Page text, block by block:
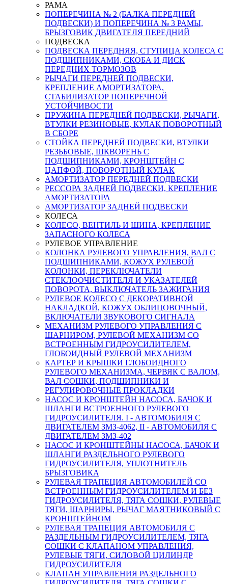
РАМА
ПОПЕРЕЧИНА № 2 (БАЛКА ПЕРЕДНЕЙ
ПОДВЕСКИ) И ПОПЕРЕЧИНА № 3 РАМЫ,
БРЫЗГОВИК ДВИГАТЕЛЯ ПЕРЕДНИЙ
ПОДВЕСКА
ПОДВЕСКА ПЕРЕДНЯЯ, СТУПИЦА КОЛЕСА С
ПОДШИПНИКАМИ, СКОБА И ДИСК
ПЕРЕДНИХ ТОРМОЗОВ
РЫЧАГИ ПЕРЕДНЕЙ ПОДВЕСКИ,
КРЕПЛЕНИЕ АМОРТИЗАТОРА,
СТАБИЛИЗАТОР ПОПЕРЕЧНОЙ
УСТОЙЧИВОСТИ
ПРУЖИНА ПЕРЕДНЕЙ ПОДВЕСКИ, РЫЧАГИ,
ВТУЛКИ РЕЗИНОВЫЕ, КУЛАК ПОВОРОТНЫЙ
В СБОРЕ
СТОЙКА ПЕРЕДНЕЙ ПОДВЕСКИ, ВТУЛКИ
РЕЗЬБОВЫЕ, ШКВОРЕНЬ С
ПОДШИПНИКАМИ, КРОНШТЕЙН С
ЦАПФОЙ, ПОВОРОТНЫЙ КУЛАК
АМОРТИЗАТОР ПЕРЕДНЕЙ ПОДВЕСКИ
РЕССОРА ЗАДНЕЙ ПОДВЕСКИ, КРЕПЛЕНИЕ
АМОРТИЗАТОРА
АМОРТИЗАТОР ЗАДНЕЙ ПОДВЕСКИ
КОЛЕСА
КОЛЕСО, ВЕНТИЛЬ И ШИНА, КРЕПЛЕНИЕ
ЗАПАСНОГО КОЛЕСА
РУЛЕВОЕ УПРАВЛЕНИЕ
КОЛОНКА РУЛЕВОГО УПРАВЛЕНИЯ, ВАЛ С
ПОДШИПНИКАМИ, КОЖУХ РУЛЕВОЙ
КОЛОНКИ, ПЕРЕКЛЮЧАТЕЛИ
СТЕКЛООЧИСТИТЕЛЯ И УКАЗАТЕЛЕЙ
ПОВОРОТА, ВЫКЛЮЧАТЕЛЬ ЗАЖИГАНИЯ
РУЛЕВОЕ КОЛЕСО С ДЕКОРАТИВНОЙ
НАКЛАДКОЙ, КОЖУХ ОБЛИЦОВОЧНЫЙ,
ВКЛЮЧАТЕЛИ ЗВУКОВОГО СИГНАЛА
МЕХАНИЗМ РУЛЕВОГО УПРАВЛЕНИЯ С
ШАРНИРОМ, РУЛЕВОЙ МЕХАНИЗМ СО
ВСТРОЕННЫМ ГИДРОУСИЛИТЕЛЕМ,
ГЛОБОИДНЫЙ РУЛЕВОЙ МЕХАНИЗМ
КАРТЕР И КРЫШКИ ГЛОБОИДНОГО
РУЛЕВОГО МЕХАНИЗМА, ЧЕРВЯК С ВАЛОМ,
ВАЛ СОШКИ, ПОДШИПНИКИ И
РЕГУЛИРОВОЧНЫЕ ПРОКЛАДКИ
НАСОС И КРОНШТЕЙН НАСОСА, БАЧОК И
ШЛАНГИ ВСТРОЕННОГО РУЛЕВОГО
ГИДРОУСИЛИТЕЛЯ. I - АВТОМОБИЛЯ С
ДВИГАТЕЛЕМ ЗМЗ-4062, II - АВТОМОБИЛЯ С
ДВИГАТЕЛЕМ ЗМЗ-402
НАСОС И КРОНШТЕЙНЫ НАСОСА, БАЧОК И
ШЛАНГИ РАЗДЕЛЬНОГО РУЛЕВОГО
ГИДРОУСИЛИТЕЛЯ, УПЛОТНИТЕЛЬ
БРЫЗГОВИКА
РУЛЕВАЯ ТРАПЕЦИЯ АВТОМОБИЛЕЙ СО
ВСТРОЕННЫМ ГИДРОУСИЛИТЕЛЕМ И БЕЗ
ГИДРОУСИЛИТЕЛЯ, ТЯГА СОШКИ, РУЛЕВЫЕ
ТЯГИ, ШАРНИРЫ, РЫЧАГ МАЯТНИКОВЫЙ С
КРОНШТЕЙНОМ
РУЛЕВАЯ ТРАПЕЦИЯ АВТОМОБИЛЯ С
РАЗДЕЛЬНЫМ ГИДРОУСИЛИТЕЛЕМ, ТЯГА
СОШКИ С КЛАПАНОМ УПРАВЛЕНИЯ,
РУЛЕВЫЕ ТЯГИ, СИЛОВОЙ ЦИЛИНДР
ГИДРОУСИЛИТЕЛЯ
КЛАПАН УПРАВЛЕНИЯ РАЗДЕЛЬНОГО